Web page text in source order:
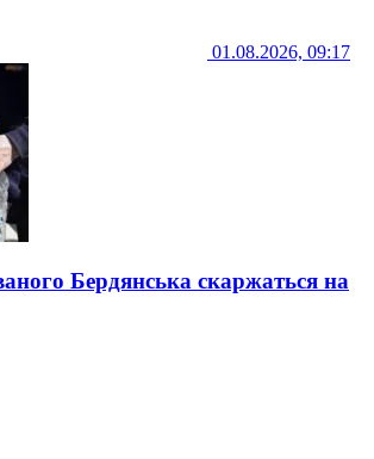
01.08.2026, 09:17
Бердянська скаржаться на